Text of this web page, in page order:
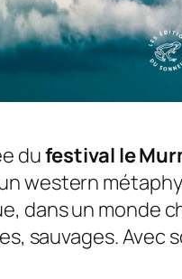
dufestival le
western
dans un monde
sauvages. Avec